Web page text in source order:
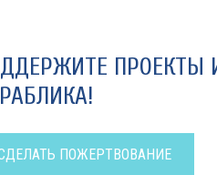
ПРОЕКТЫ
ПОЖЕРТВОВАНИЕ